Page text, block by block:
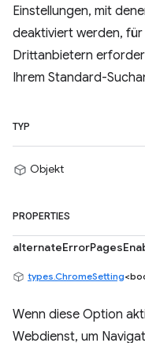
Einstellungen, mit
deaktiviert werden,
Drittanbietern
Ihrem Standard-
TYP
Objekt
PROPERTIES
types.ChromeSetting
Wenn diese Option
Webdienst, um